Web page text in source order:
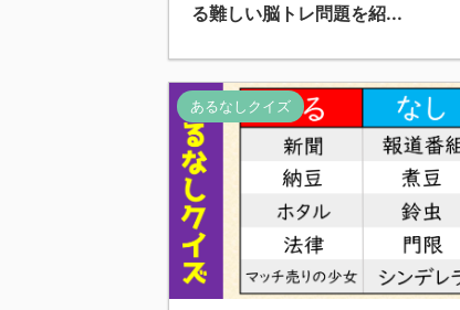
る難しい脳トレ問題を紹...
あるなしクイズ